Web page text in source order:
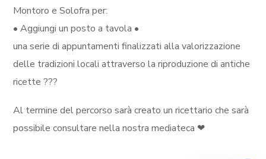
Montoro e Solofra per:
• Aggiungi un posto a tavola •
una serie di appuntamenti finalizzati alla valorizzazione
delle tradizioni locali attraverso la riproduzione di antiche
ricette?‍??
Al termine del percorso sarà creato un ricettario che sarà
possibile consultare nella nostra mediateca ❤